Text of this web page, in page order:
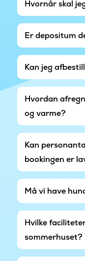
Hvornår skal
Er depositum
Kan jeg
Hvordan
og varme?
Kan
bookingen er
Må vi have
Hvilke
sommerhuset?